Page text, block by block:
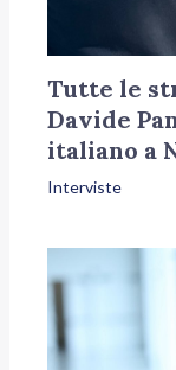
Tutte le
Davide
italiano a
Interviste